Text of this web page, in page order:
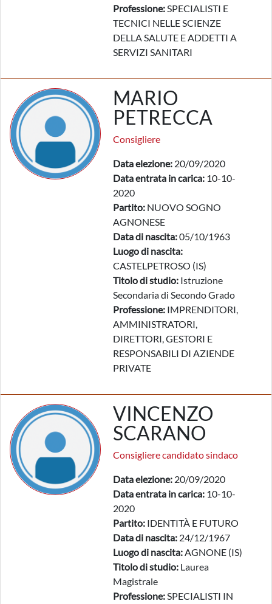
Professione:SPECIALISTI E
TECNICI NELLE SCIENZE
DELLA SALUTE E ADDETTI A
SERVIZI SANITARI
MARIO
PETRECCA
Consigliere
Data elezione: 20/09/2020
Data entrata in carica: 10-10-
2020
Partito: NUOVO SOGNO
AGNONESE
Data di nascita:05/10/1963
Luogo di nascita:
CASTELPETROSO (IS)
Titolo di studio: Istruzione
Secondaria di Secondo Grado
Professione: IMPRENDITORI,
AMMINISTRATORI,
DIRETTORI, GESTORI E
RESPONSABILI DI AZIENDE
PRIVATE
VINCENZO
SCARANO
Consigliere candidato sindaco
Data elezione: 20/09/2020
Data entrata in carica: 10-10-
2020
Partito: IDENTITÀ E FUTURO
Data di nascita: 24/12/1967
Luogo di nascita:AGNONE (IS)
Titolo di studio: Laurea
Magistrale
Professione:SPECIALISTI IN